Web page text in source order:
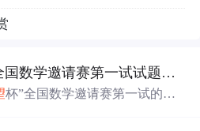
国数学邀请赛第一试试题及
杯”全国数学邀请赛第一试的试